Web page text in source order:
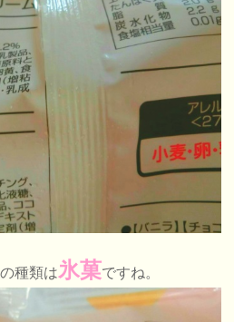
種類は氷菓ですね。